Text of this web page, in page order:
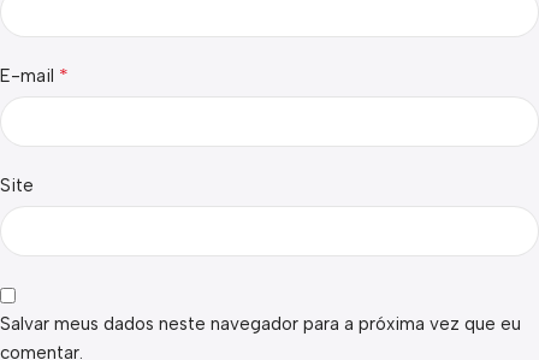
E-mail *
Site
Salvar meus dados neste navegador para a próxima vez que eu
comentar.